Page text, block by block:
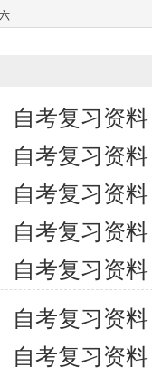
自考复习资
自考复习资
自考复习资
自考复习资
自考复习资
自考复习资
自考复习资